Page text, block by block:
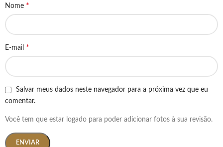
Nome *
E-mail *
Salvar meus dados neste navegador para a próxima vez que eu
comentar.
Você tem que estar logado para poder adicionar fotos à sua revisão.